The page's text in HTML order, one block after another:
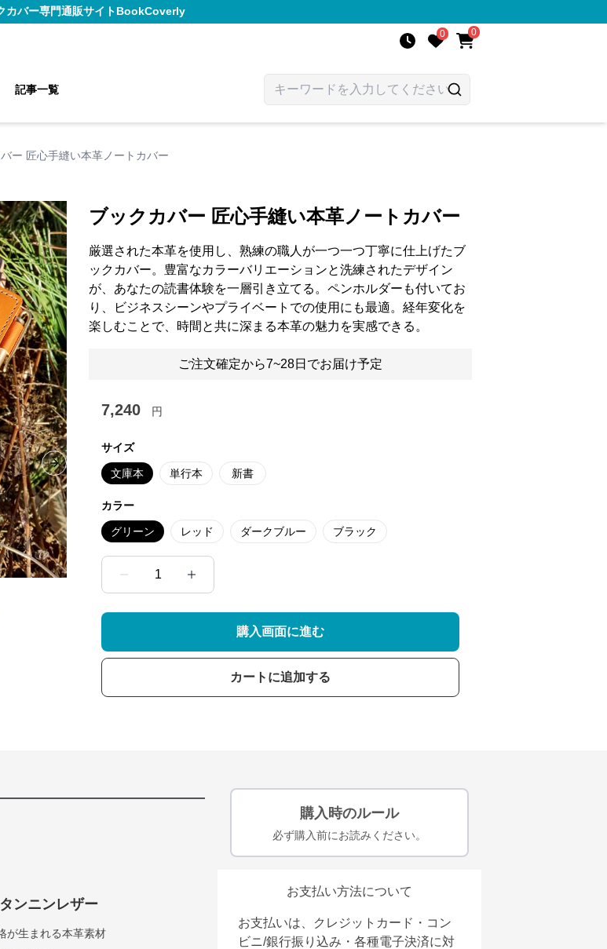
カバー専門通販サイトBookCoverly
0 0
記事一覧
ー 匠心手縫い本革ノートカバー
Next slide
ブックカバー 匠心手縫い本革ノートカバー
厳選された本革を使用し、熟練の職人が一つ一つ丁寧に仕上げたブ
ックカバー。豊富なカラーバリエーションと洗練されたデザイン
が、あなたの読書体験を一層引き立てる。ペンホルダーも付いてお
り、ビジネスシーンやプライベートでの使用にも最適。経年変化を
楽しむことで、時間と共に深まる本革の魅力を実感できる。
ご注文確定から7~28日でお届け予定
7,240 円
サイズ
文庫本 単行本 新書
カラー
グリーン レッド ダークブルー ブラック
1
購入画面に進む
カートに追加する
ンニンレザー
が生まれる本革素材
購入時のルール
必ず購入前にお読みください。
お支払い方法について
お支払いは、クレジットカード・コン
ビニ/銀行振り込み・各種電子決済に対